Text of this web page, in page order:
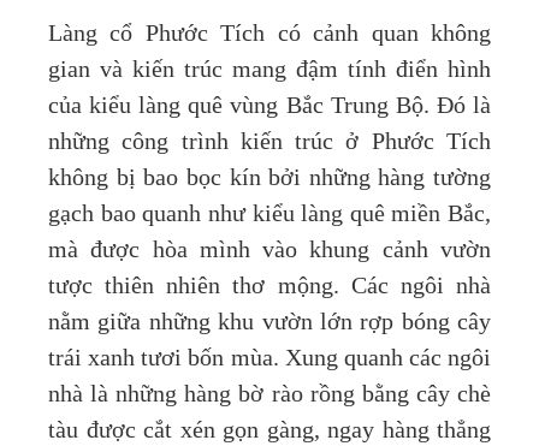
Làng cổ Phước Tích có cảnh quan không
gian và kiến trúc mang đậm tính điển hình
của kiểu làng quê vùng Bắc Trung Bộ. Đó là
những công trình kiến trúc ở Phước Tích
không bị bao bọc kín bởi những hàng tường
gạch bao quanh như kiểu làng quê miền Bắc,
mà được hòa mình vào khung cảnh vườn
tược thiên nhiên thơ mộng. Các ngôi nhà
nằm giữa những khu vườn lớn rợp bóng cây
trái xanh tươi bốn mùa. Xung quanh các ngôi
nhà là những hàng bờ rào rồng bằng cây chè
tàu được cắt xén gọn gàng, ngay hàng thẳng